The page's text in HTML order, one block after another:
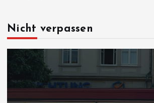
Nicht verpassen